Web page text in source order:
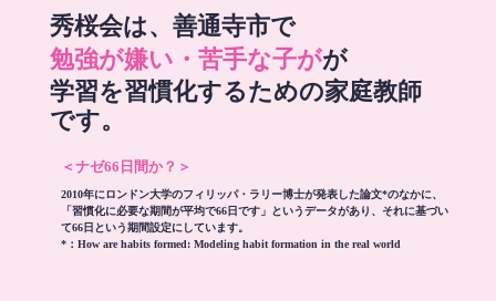
秀桜会は、善通寺市で
勉強が嫌い・苦手な子がが
学習を習慣化するための家庭教師
です。
＜ナゼ66日間か？＞
2010年にロンドン大学のフィリッパ・ラリー博士が発表した論文*のなかに、
「習慣化に必要な期間が平均で66日です」というデータがあり、それに基づい
て66日という期間設定にしています。
*： How are habits formed: Modeling habit formation in the real world